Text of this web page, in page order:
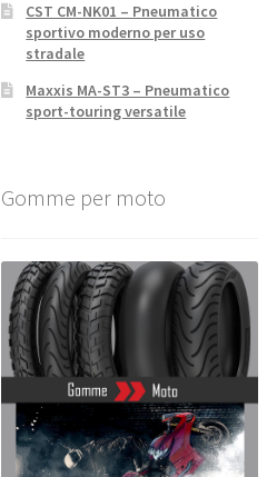
CST CM-NK01 – Pneumatico
sportivo moderno per uso
stradale
Maxxis MA-ST3 – Pneumatico
sport-touring versatile
Gomme per moto